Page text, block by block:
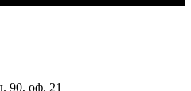
90, оф. 21